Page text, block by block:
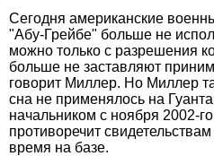
Сегодня американские
"Абу-Грейбе" больше не
можно только с разрешения
больше не заставляют
говорит Миллер. Но Миллер
сна не применялось на
начальником с ноября 2002-
противоречит
время на базе.